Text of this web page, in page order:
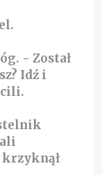
- Został
Idź i
krzyknął